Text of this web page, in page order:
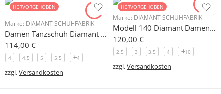
HERVORGEHOBEN
Marke: DIAMANT SCHUHFABRIK
Damen Tanzschuh Diamant Modell 105
114,00 €
4 4.5 5 5.5 4
zzgl.Versandkosten
HERVORGEHOBEN
Marke: DIAMANT SCHUHFABRIK
Modell 140 Diamant Damen Trainerschuh Microfaser 3,7 cm
120,00 €
2.5 3 3.5 4 10
zzgl.Versandkosten